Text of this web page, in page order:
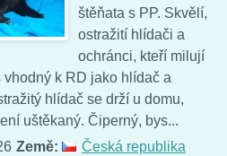
štěňata s PP. Skvělí,
ostražití hlídači a
ochránci, kteří milují
k RD jako hlídač a
hlídač se drží u domu,
uštěkaný. Čiperný, bys...
Země:
Česká republika